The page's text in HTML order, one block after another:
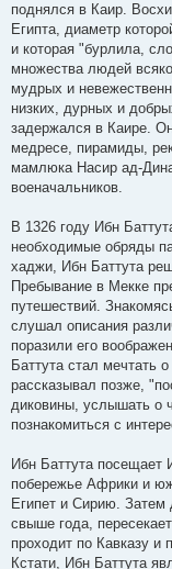
поднялся в Каир.
Египта, диаметр
и которая "бурлила,
множества людей
мудрых и
низких, дурных и
задержался в Каире.
медресе, пирамиды,
мамлюка Насир ад-
военачальников.
В 1326 году Ибн
необходимые обряды
хаджи, Ибн Баттута
Пребывание в Мекке
путешествий.
слушал описания
поразили его
Баттута стал мечтать
рассказывал позже,
диковины, услышать о
познакомиться с
Ибн Баттута посещает
побережье Африки и
Египет и Сирию. Затем
свыше года,
проходит по Кавказу и
Кстати, Ибн Баттута